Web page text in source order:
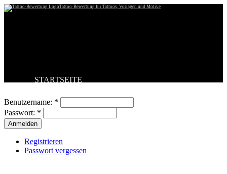
Tattoo-Bewertung für Tattoos, Vorlagen und Motive
STARTSEITE
BESTE TATTOOS
NEUESTE TATTOOS
KOMMENTARE
FORUM
Benutzername: *
Passwort: *
Registrieren
Passwort vergessen